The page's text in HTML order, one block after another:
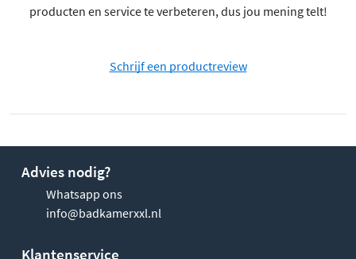
producten en service te verbeteren, dus jou mening telt!
Schrijf een productreview
Advies nodig?
Whatsapp ons
info@badkamerxxl.nl
Klantenservice